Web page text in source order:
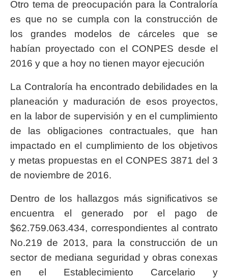
Otro tema de preocupación para la Contraloría
es que no se cumpla con la construcción de
los grandes modelos de cárceles que se
habían proyectado con el CONPES desde el
2016 y que a hoy no tienen mayor ejecución
La Contraloría ha encontrado debilidades en la
planeación y maduración de esos proyectos,
en la labor de supervisión y en el cumplimiento
de las obligaciones contractuales, que han
impactado en el cumplimiento de los objetivos
y metas propuestas en el CONPES 3871 del 3
de noviembre de 2016.
Dentro de los hallazgos más significativos se
encuentra el generado por el pago de
$62.759.063.434, correspondientes al contrato
No.219 de 2013, para la construcción de un
sector de mediana seguridad y obras conexas
en el Establecimiento Carcelario y